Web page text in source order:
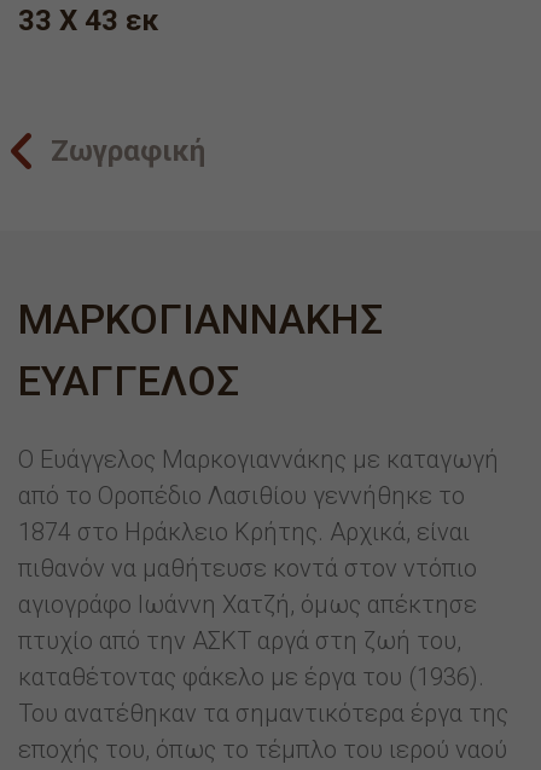
33 Χ 43 εκ
Ζωγραφική
ΜΑΡΚΟΓΙΑΝΝΑΚΗΣ
ΕΥΑΓΓΕΛΟΣ
Ο Ευάγγελος Μαρκογιαννάκης με καταγωγή
από το Οροπέδιο Λασιθίου γεννήθηκε το
1874 στο Ηράκλειο Κρήτης. Αρχικά, είναι
πιθανόν να μαθήτευσε κοντά στον ντόπιο
αγιογράφο Ιωάννη Χατζή, όμως απέκτησε
πτυχίο από την ΑΣΚΤ αργά στη ζωή του,
καταθέτοντας φάκελο με έργα του (1936).
Του ανατέθηκαν τα σημαντικότερα έργα της
εποχής του, όπως το τέμπλο του ιερού ναού